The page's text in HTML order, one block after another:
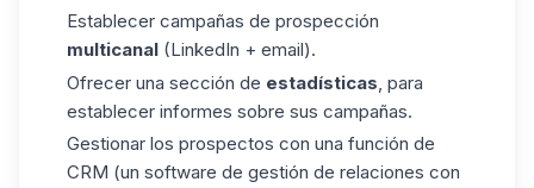
Establecer campañas de prospección
multicanal (LinkedIn + email).
Ofrecer una sección de estadísticas , para
establecer informes sobre sus campañas.
Gestionar los prospectos con una función de
CRM (un software de gestión de relaciones con